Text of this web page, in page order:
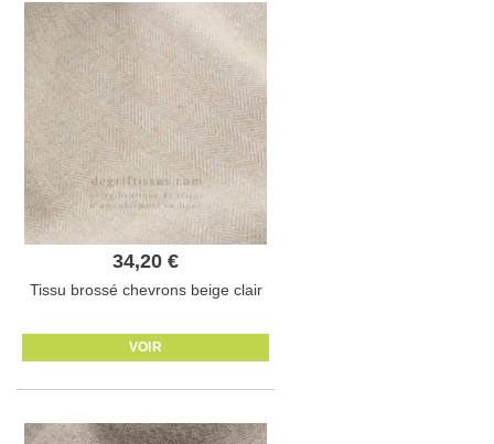
34,20 €
Tissu brossé chevrons beige clair
VOIR